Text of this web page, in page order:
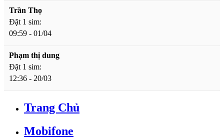
Trần Thọ
Đặt 1 sim:
09:59 - 01/04
Phạm thị dung
Đặt 1 sim:
12:36 - 20/03
Trang Chủ
Mobifone